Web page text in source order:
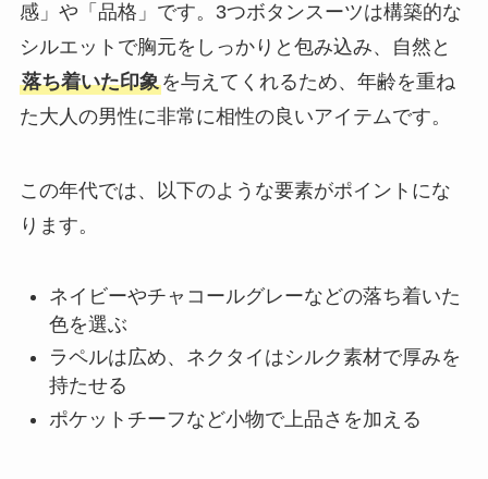
感」や「品格」です。3つボタンスーツは構築的な
シルエットで胸元をしっかりと包み込み、自然と
落ち着いた印象を与えてくれるため、年齢を重ね
た大人の男性に非常に相性の良いアイテムです。
この年代では、以下のような要素がポイントにな
ります。
ネイビーやチャコールグレーなどの落ち着いた
色を選ぶ
ラペルは広め、ネクタイはシルク素材で厚みを
持たせる
ポケットチーフなど小物で上品さを加える